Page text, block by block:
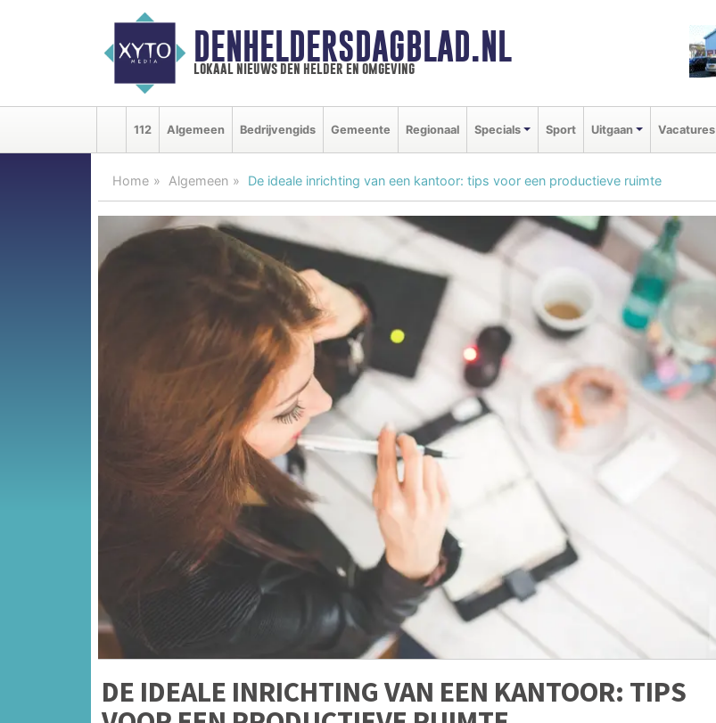
DENHELDERSDAGBLAD.NL
lokaal nieuws den helder en omgeving
112 Algemeen Bedrijvengids Gemeente Regionaal Specials Sport Uitgaan Vacatures
Home Algemeen De ideale inrichting van een kantoor: tips voor een productieve ruimte
DE IDEALE INRICHTING VAN EEN KANTOOR: TIPS